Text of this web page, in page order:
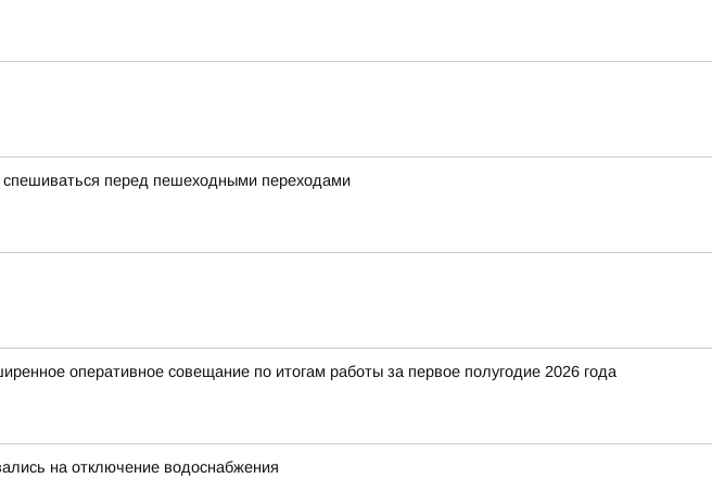
спешиваться перед пешеходными переходами
оперативное совещание по итогам работы за первое полугодие 2026 года
на отключение водоснабжения